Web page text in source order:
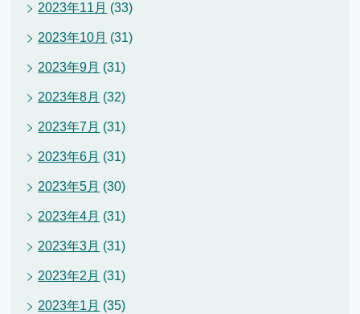
2023年11月 (33)
2023年10月 (31)
2023年9月 (31)
2023年8月 (32)
2023年7月 (31)
2023年6月 (31)
2023年5月 (30)
2023年4月 (31)
2023年3月 (31)
2023年2月 (31)
2023年1月 (35)